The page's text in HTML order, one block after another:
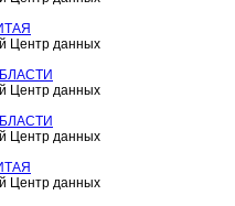
Центр данных
Центр данных
Центр данных
Центр данных